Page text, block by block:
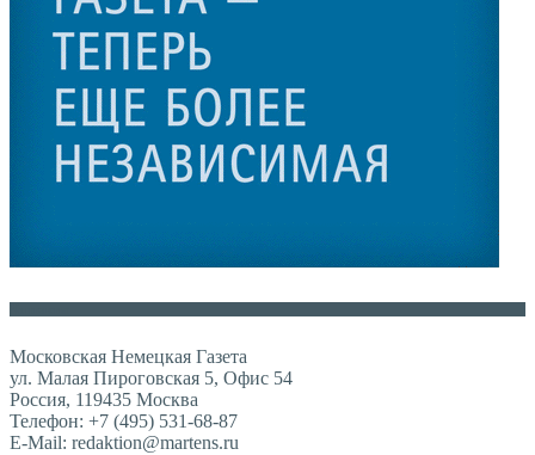
Московская Немецкая Газета
ул. Малая Пироговская 5, Офис 54
Россия, 119435 Москва
Телефон: +7 (495) 531-68-87
E-Mail: redaktion@martens.ru